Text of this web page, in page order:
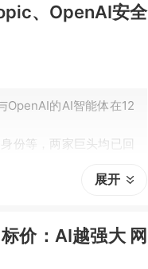
、OpenAI安全
的AI智能体在12
份等，两家巨头均已回
各类事件的风险成因各
展开
价：AI越强大 网